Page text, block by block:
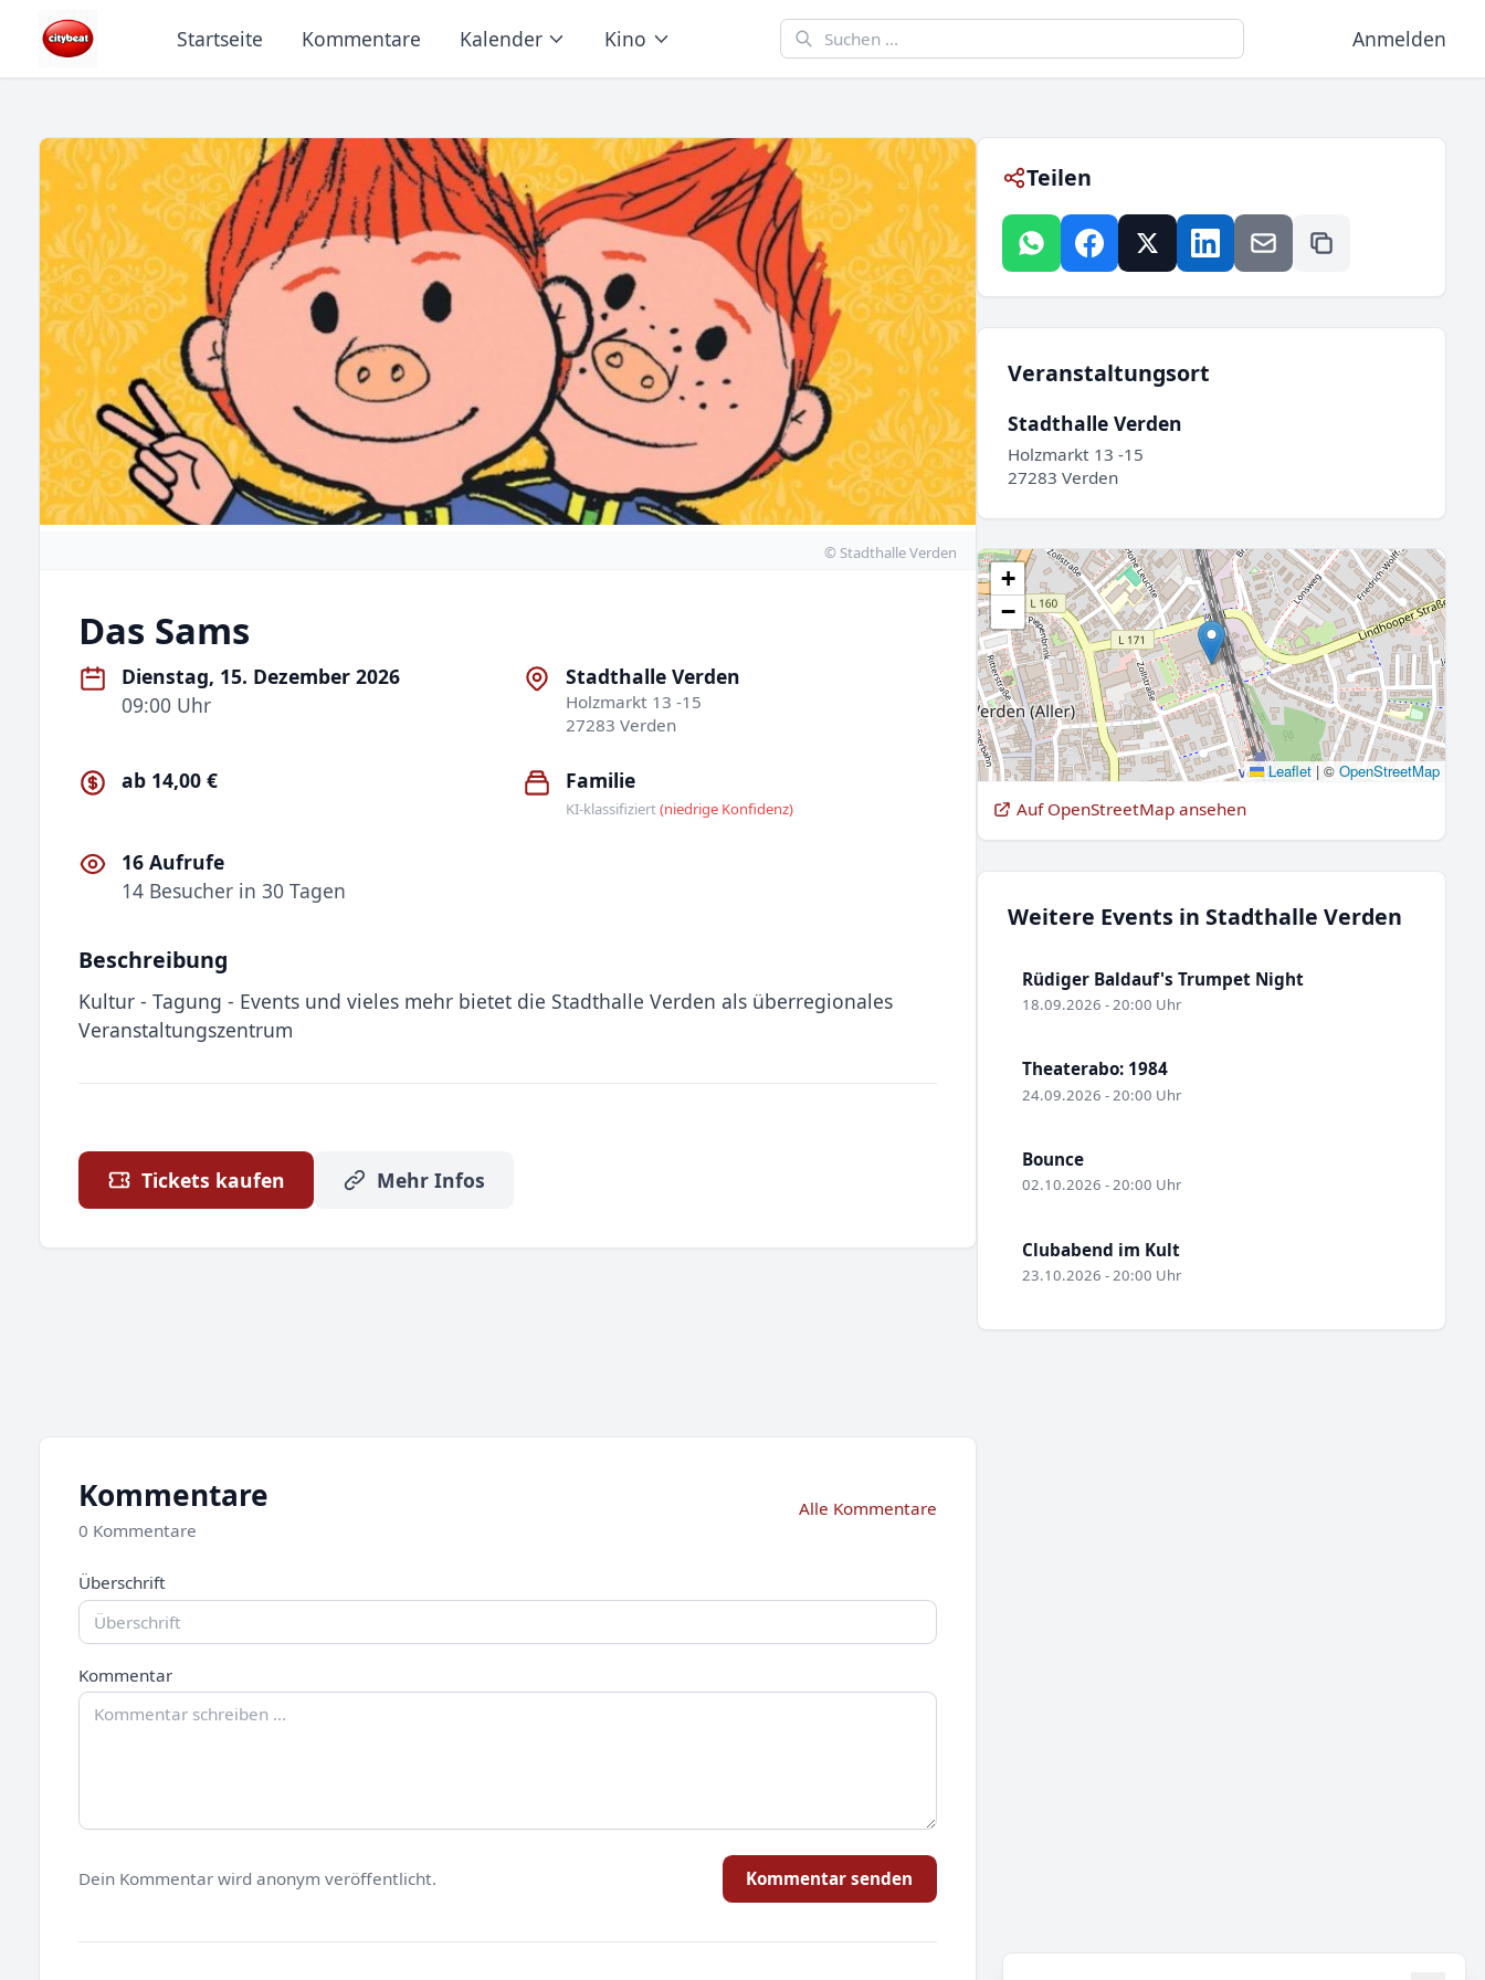
Startseite Kommentare Kalender Kino Anmelden
© Stadthalle Verden
Das Sams
Dienstag, 15. Dezember 2026
09:00 Uhr
Stadthalle Verden
Holzmarkt 13 -15
27283 Verden
ab 14,00 € Familie
KI-klassifiziert(niedrige Konfidenz)
16 Aufrufe
14 Besucher in 30 Tagen
Beschreibung
Kultur - Tagung - Events und vieles mehr bietet die Stadthalle Verden als überregionales
Veranstaltungszentrum
Tickets kaufen Mehr Infos
Teilen
Veranstaltungsort
Stadthalle Verden
Holzmarkt 13 -15
27283 Verden
+
−
Leaflet |© OpenStreetMap
Auf OpenStreetMap ansehen
Weitere Events in Stadthalle Verden
Rüdiger Baldauf's Trumpet Night
18.09.2026 - 20:00 Uhr
Theaterabo: 1984
24.09.2026 - 20:00 Uhr
Bounce
02.10.2026 - 20:00 Uhr
Clubabend im Kult
23.10.2026 - 20:00 Uhr
Kommentare
0 Kommentare
Alle Kommentare
Überschrift
Kommentar
Dein Kommentar wird anonym veröffentlicht. Kommentar senden